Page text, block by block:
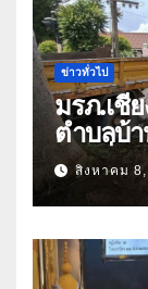
ข่าวทั่วไป
มรภ.เชี
ตำบลบ้า
ลอกสิ่งกี
ปัญหาน้
สิงหาคม